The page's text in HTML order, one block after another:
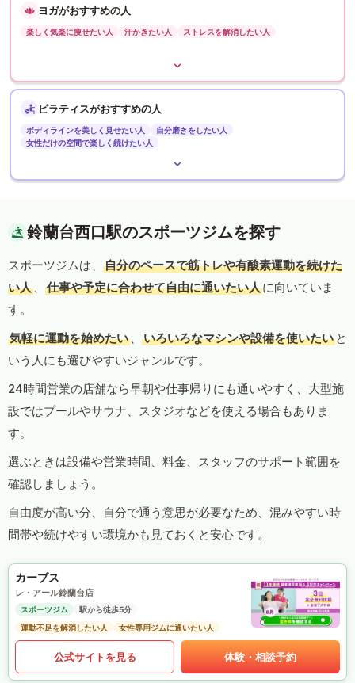
ヨガがおすすめの人
楽しく気楽に痩せたい人 汗かきたい人 ストレスを解消したい人
ピラティスがおすすめの人
ボディラインを美しく見せたい人
自分磨きをしたい人
女性だけの空間で楽しく続けたい人
鈴蘭台西口駅のスポーツジムを探す
スポーツジムは、
自分のペースで筋トレや有酸素運動を続けた
い人 、 仕事や予定に合わせて自由に通いたい人に向いていま
す。
気軽に運動を始めたい 、 いろいろなマシンや設備を使いたい と
いう人にも選びやすいジャンルです。
24時間営業の店舗なら早朝や仕事帰りにも通いやすく、大型施
設ではプールやサウナ、スタジオなどを使える場合もありま
す。
選ぶときは設備や営業時間、料金、スタッフのサポート範囲を
確認しましょう。
自由度が高い分、自分で通う意思が必要なため、混みやすい時
間帯や続けやすい環境かも見ておくと安心です。
カーブス
レ・アール鈴蘭台店
スポーツジム
駅から徒歩5分
運動不足を解消したい人
女性専用ジムに通いたい人
公式サイトを見る 体験・相談予約